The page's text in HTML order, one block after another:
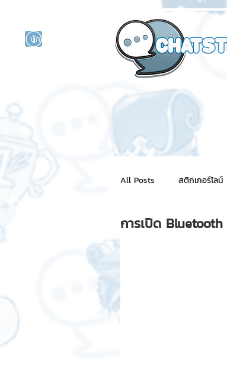
นักแสดงศิลปิน
All Posts สติกเกอร์ไลน์
NFT for BRAND
การเปิด